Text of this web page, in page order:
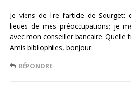
Je viens de lire l’article de Sourget:
lieues de mes préoccupations; je
avec mon conseiller bancaire. Quelle
Amis bibliophiles, bonjour.
RÉPONDRE